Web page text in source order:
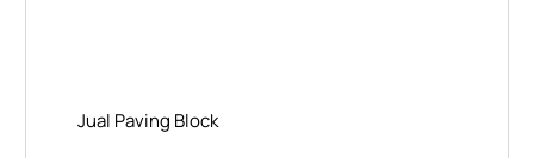
Jual Paving Block